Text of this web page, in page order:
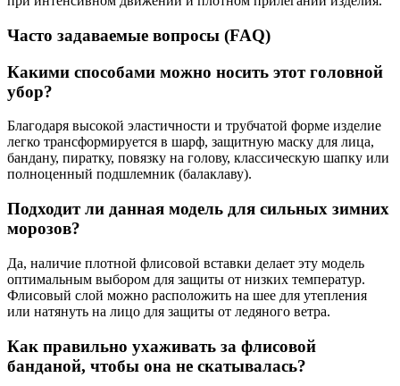
Часто задаваемые вопросы (FAQ)
Какими способами можно носить этот головной
убор?
Благодаря высокой эластичности и трубчатой форме изделие
легко трансформируется в шарф, защитную маску для лица,
бандану, пиратку, повязку на голову, классическую шапку или
полноценный подшлемник (балаклаву).
Подходит ли данная модель для сильных зимних
морозов?
Да, наличие плотной флисовой вставки делает эту модель
оптимальным выбором для защиты от низких температур.
Флисовый слой можно расположить на шее для утепления
или натянуть на лицо для защиты от ледяного ветра.
Как правильно ухаживать за флисовой
банданой, чтобы она не скатывалась?